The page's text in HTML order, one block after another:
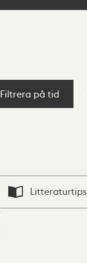
Filtrera på tid
Litteraturtips